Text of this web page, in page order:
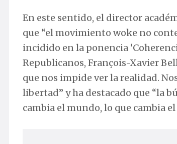
En este sentido, el director
que “el movimiento woke no
incidido en la ponencia
Republicanos, François-Xavier
que nos impide ver la realidad.
libertad” y ha destacado que “la
cambia el mundo, lo que cambia